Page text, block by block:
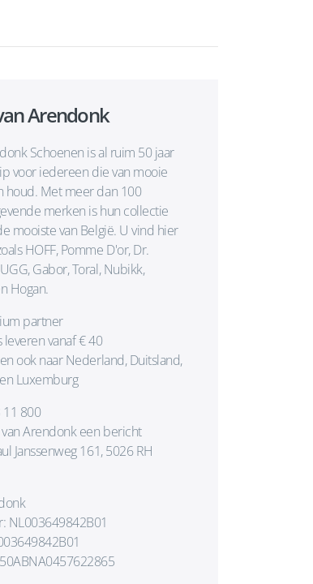
Arendonk
Schoenen is al ruim 50 jaar
voor iedereen die van mooie
houd. Met meer dan 100
merken is hun collectie
mooiste van België. U vind hier
HOFF, Pomme D'or, Dr.
Gabor, Toral, Nubikk,
Hogan.
partner
leveren vanaf € 40
ook naar Nederland, Duitsland,
Luxemburg
11 800
Arendonk een bericht
Janssenweg 161, 5026 RH
NL003649842B01